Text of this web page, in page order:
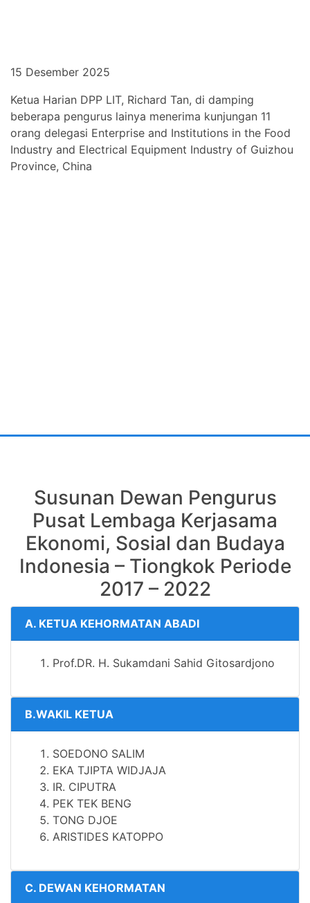
15 Desember 2025
Ketua Harian DPP LIT, Richard Tan, di damping
beberapa pengurus lainya menerima kunjungan 11
orang delegasi Enterprise and Institutions in the Food
Industry and Electrical Equipment Industry of Guizhou
Province, China
Susunan Dewan Pengurus
Pusat Lembaga Kerjasama
Ekonomi, Sosial dan Budaya
Indonesia – Tiongkok Periode
2017 – 2022
A. KETUA KEHORMATAN ABADI
Prof.DR. H. Sukamdani Sahid Gitosardjono
B.WAKIL KETUA
SOEDONO SALIM
EKA TJIPTA WIDJAJA
IR. CIPUTRA
PEK TEK BENG
TONG DJOE
ARISTIDES KATOPPO
C. DEWAN KEHORMATAN